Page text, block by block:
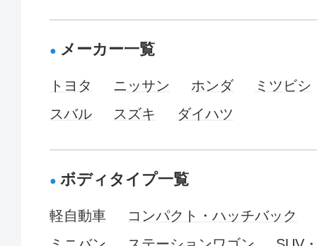
メーカー一覧
トヨタ ニッサン ホンダ
ミツビシ
スバル
スズキ ダイハツ
ボディタイプ一覧
軽自動車
コンパクト・ハッチバック